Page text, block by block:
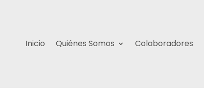
Inicio Quiénes Somos Colaboradores